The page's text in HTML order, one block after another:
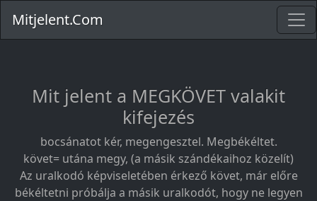
Mitjelent.Com
Mit jelent a MEGKÖVET valakit
kifejezés
bocsánatot kér, megengesztel. Megbékéltet.
követ= utána megy, (a másik szándékaihoz közelít)
Az uralkodó képviseletében érkező követ, már előre
békéltetni próbálja a másik uralkodót, hogy ne legyen